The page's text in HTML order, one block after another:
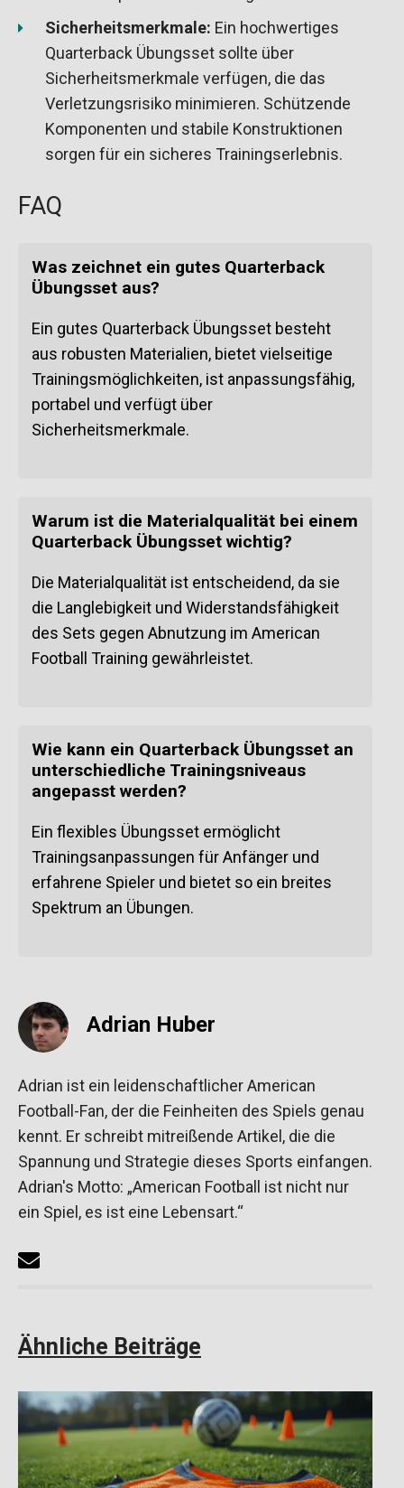
Sicherheitsmerkmale: Ein hochwertiges
Quarterback Übungsset sollte über
Sicherheitsmerkmale verfügen, die das
Verletzungsrisiko minimieren. Schützende
Komponenten und stabile Konstruktionen
sorgen für ein sicheres Trainingserlebnis.
FAQ
Was zeichnet ein gutes Quarterback
Übungsset aus?
Ein gutes Quarterback Übungsset besteht
aus robusten Materialien, bietet vielseitige
Trainingsmöglichkeiten, ist anpassungsfähig,
portabel und verfügt über
Sicherheitsmerkmale.
Warum ist die Materialqualität bei einem
Quarterback Übungsset wichtig?
Die Materialqualität ist entscheidend, da sie
die Langlebigkeit und Widerstandsfähigkeit
des Sets gegen Abnutzung im American
Football Training gewährleistet.
Wie kann ein Quarterback Übungsset an
unterschiedliche Trainingsniveaus
angepasst werden?
Ein flexibles Übungsset ermöglicht
Trainingsanpassungen für Anfänger und
erfahrene Spieler und bietet so ein breites
Spektrum an Übungen.
Adrian Huber
Adrian ist ein leidenschaftlicher American
Football-Fan, der die Feinheiten des Spiels genau
kennt. Er schreibt mitreißende Artikel, die die
Spannung und Strategie dieses Sports einfangen.
Adrian's Motto: „American Football ist nicht nur
ein Spiel, es ist eine Lebensart.“
Ähnliche Beiträge